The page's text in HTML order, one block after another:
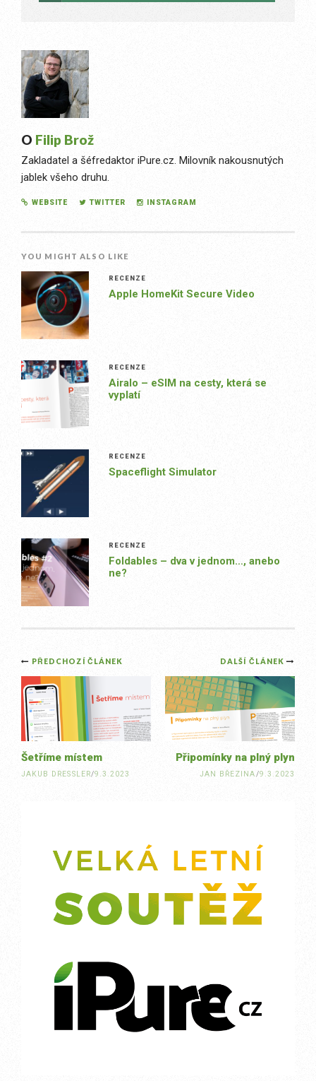
O Filip Brož
Zakladatel a šéfredaktor iPure.cz. Milovník nakousnutých
jablek všeho druhu.
WEBSITE TWITTER INSTAGRAM
YOU MIGHT ALSO LIKE
RECENZE
Apple HomeKit Secure Video
RECENZE
Airalo – eSIM na cesty, která se
vyplatí
RECENZE
Spaceflight Simulator
RECENZE
Foldables – dva v jednom…, anebo
ne?
Post
navigation
DALŠÍ ČLÁNEK
Připomínky na plný plyn
JAN BŘEZINA/9.3.2023
PŘEDCHOZÍ ČLÁNEK
Šetříme místem
JAKUB DRESSLER/9.3.2023